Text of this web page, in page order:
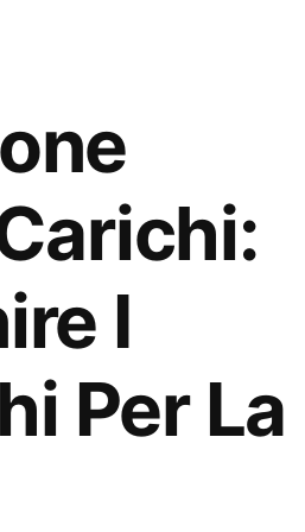
I
Per La